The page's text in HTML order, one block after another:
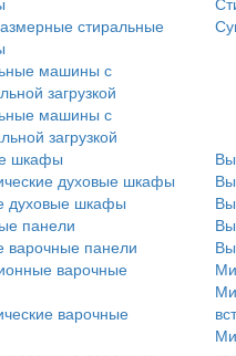
стиральные
машины с
загрузкой
машины с
загрузкой
шкафы
духовые шкафы
духовые шкафы
панели
варочные панели
варочные
варочные